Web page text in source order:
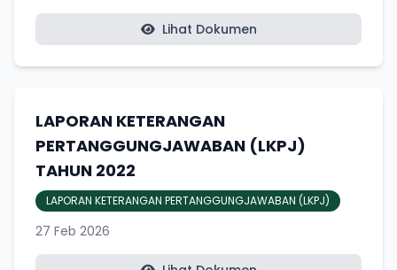
Lihat Dokumen
LAPORAN KETERANGAN
PERTANGGUNGJAWABAN (LKPJ)
TAHUN 2022
LAPORAN KETERANGAN PERTANGGUNGJAWABAN (LKPJ)
27 Feb 2026